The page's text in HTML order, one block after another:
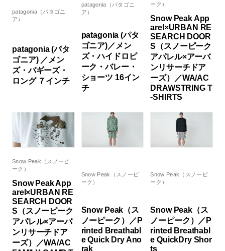
patagonia（パタゴニ
ア）
patagonia (パタ
ゴニア) ／メン
ズ・バギーズ・
ロング ７インチ
patagonia（パタゴニ
ア）
patagonia (パタ
ゴニア)／メン
ズ・ハイドロピ
ーク・バレー・
ショーツ 16イン
チ
ーク）
Snow Peak App
arel×URBAN RE
SEARCH DOOR
S（スノーピーク
アパレル×アーバ
ンリサーチドア
ーズ）／WA/AC
DRAWSTRING T
-SHIRTS
Snow Peak（スノーピ
ーク）
Snow Peak App
arel×URBAN RE
SEARCH DOOR
S（スノーピーク
アパレル×アーバ
ンリサーチドア
ーズ）／WA/AC
Snow Peak（スノーピ
ーク）
Snow Peak（ス
ノーピーク）／P
rinted Breathabl
e Quick Dry Ano
rak
Snow Peak（スノーピ
ーク）
Snow Peak（ス
ノーピーク）／P
rinted Breathabl
e QuickDry Shor
ts